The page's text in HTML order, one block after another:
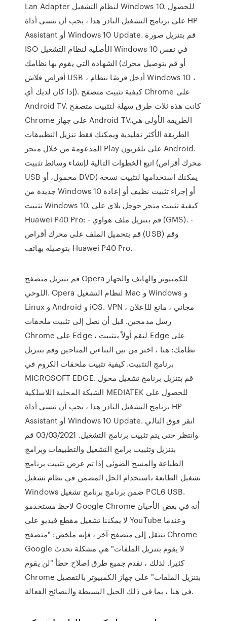
Lan Adapter لنظام التشغيل Windows 10. للحصول
على برنامج التشغيل النادر هذا ، يجب أن تنسى أداة HP
Assistant أو Windows 10 Update. قم بتنزيل صورة
ISO الأصلية لنظام التشغيل Windows 10 في نفس
الشهادة التي يقوم بها نظامك (أو قم بتوصيل محرك
أقراص فلاش USB ، أدخل قرصًا بنظام Windows 10 ،
إذا كان لديك أي). كيفية تثبيت متصفح Chrome على
Android TV. كانت هذه ثلاث طرق سهلة لتثبيت متصفح
Chrome على جهاز Android TV.الطريقة الأولى هي
الطريقة الأكثر تقليدية ويمكنك فقط تنزيل التطبيقات
المدعومة من خلال متجر Play على تلفزيون Android.
اتبع الخطوات التالية لإنشاء وسائط تثبيت (محرك أقراص
USB محمول، أو DVD) يمكنك استخدامها لتثبيت نسخة
جديدة من Windows 10 أو إجراء تثبيت نظيف أو إعادة
تثبيت Windows 10. كيفية تثبيت متجر جوجل بلاي على
Huawei P40 Pro: - قم بتنزيل ملف هواوي (GMS). -
قم بتحميل الملف على محرك أقراص (USB) وقم
بتوصيله بهاتف Huawei P40 Pro.
قم بتنزيل متصفح Opera للكمبيوتر والهاتف والجهاز
اللوحي. Opera لنظام التشغيل Mac و Windows و
Linux و Android و iOS. VPN مجاني ، مانع للإعلان ،
رسل مدمجين. قبل أن نصل إلى تثبيت ملحقات
Chrome على Edge ، لنقم أولاً بتثبيت Edge على
نظامك: هنا ، اختر من بين البناءين المتاحين وقم بتنزيل
برنامج التثبيت. كيفية تثبيت ملحقات الكروم في
MICROSOFT EDGE. قم بتنزيل برنامج تشغيل محول
الشبكة المحلية اللاسلكية MEDIATEK للحصول على
برنامج التشغيل النادر هذا ، يجب أن تنسى أداة HP
Assistant أو Windows 10 Update. انقر فوق التالي
وانتظر حتى يتم تثبيت برنامج التشغيل. 03/03/2021 قم
بتنزيل وتثبيت برامج التشغيل والتطبيقات وبرامج
الطباعة والمسح الضوئي إذا تم عرض تثبيت برنامج
تشغيل الطابعة باستخدام الحل المضمن في نظام تشغيل
Windows ضمن برنامج برنامج تشغيل PCL6 USB.
لاحظ مستخدمو Google Chrome أنه في بعض الأحيان
لا يمكننا تشغيل مقطع فيديو على YouTube وعندما
ننتقل إلى متصفح آخر ، فإنه ملخص: "متصفح Chrome
Google لا يقوم بتنزيل الملفات" هي مشكلة تحدث
كثيرا. لذلك ، نقدم جميع طرق إصلاح خطأ "لن يقوم
Chrome بتنزيل الملفات" على جهاز الكمبيوتر بالتفصيل
في هنا ، بما في ذلك الحيل البسيطة والنصائح الفعالة.